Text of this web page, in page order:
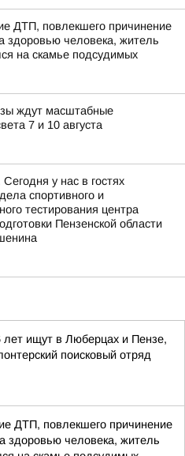
ДТП, повлекшего причинение
здоровью человека, житель
на скамье подсудимых
ждут масштабные
7 и 10 августа
у нас в гостях
спортивного и
тестирования центра
Пензенской области
лет ищут в Люберцах и Пензе,
поисковый отряд
ДТП, повлекшего причинение
здоровью человека, житель